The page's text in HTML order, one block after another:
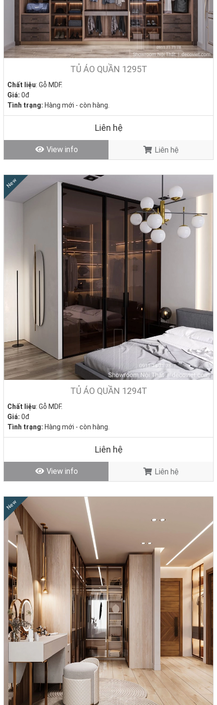
TỦ ÁO QUẦN 1295T
Chất liệu: Gỗ MDF.
Giá: 0đ
Tình trạng: Hàng mới - còn hàng.
Liên hệ
View info Liên hệ
New
TỦ ÁO QUẦN 1294T
Chất liệu: Gỗ MDF.
Giá: 0đ
Tình trạng: Hàng mới - còn hàng.
Liên hệ
View info Liên hệ
New